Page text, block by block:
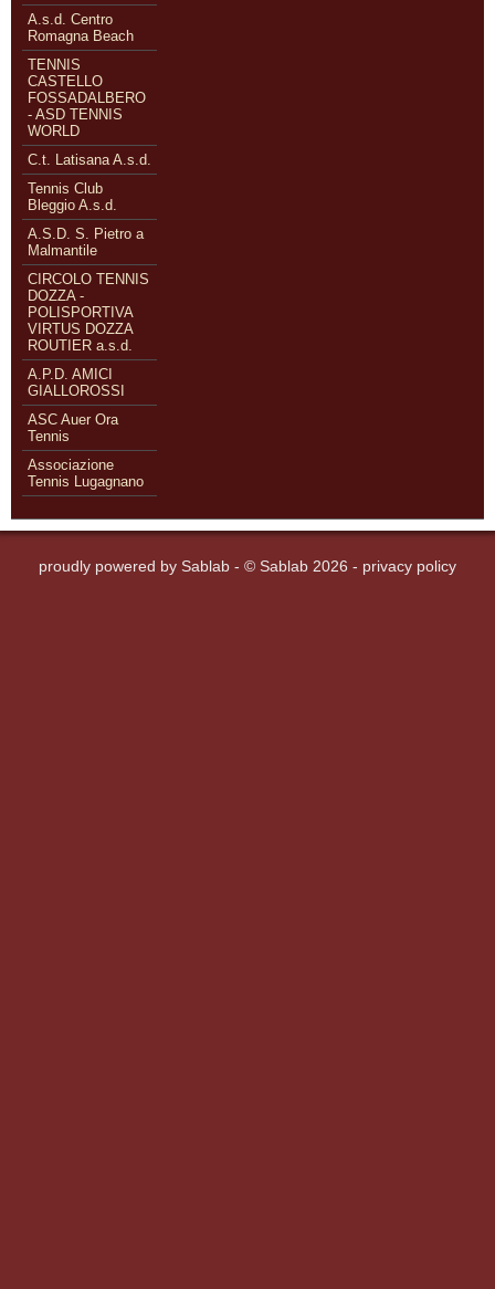
A.s.d. Centro
Romagna Beach
TENNIS
CASTELLO
FOSSADALBERO
- ASD TENNIS
WORLD
C.t. Latisana A.s.d.
Tennis Club
Bleggio A.s.d.
A.S.D. S. Pietro a
Malmantile
CIRCOLO TENNIS
DOZZA -
POLISPORTIVA
VIRTUS DOZZA
ROUTIER a.s.d.
A.P.D. AMICI
GIALLOROSSI
ASC Auer Ora
Tennis
Associazione
Tennis Lugagnano
proudly powered by Sablab - © Sablab 2026 - privacy policy